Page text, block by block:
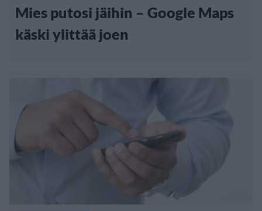
Mies putosi jäihin – Google Maps
käski ylittää joen